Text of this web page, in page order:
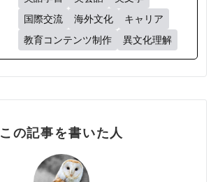
国際交流
海外文化
キャリア
教育コンテンツ制作
異文化理解
この記事を書いた人